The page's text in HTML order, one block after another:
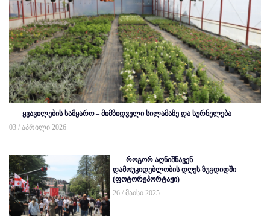
ყვავილების სამყარო – მიმზიდველი სილამაზე და სურნელება
03 / აპრილი 2026
როგორ აღნიშნავენ
დამოუკიდებლობის დღეს ზუგდიდში
(ფოტორეპორტაჟი)
26 / მაისი 2025